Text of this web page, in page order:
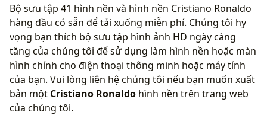
Bộ sưu tập 41 hình nền và hình nền Cristiano Ronaldo
hàng đầu có sẵn để tải xuống miễn phí. Chúng tôi hy
vọng bạn thích bộ sưu tập hình ảnh HD ngày càng
tăng của chúng tôi để sử dụng làm hình nền hoặc màn
hình chính cho điện thoại thông minh hoặc máy tính
của bạn. Vui lòng liên hệ chúng tôi nếu bạn muốn xuất
bản một Cristiano Ronaldo hình nền trên trang web
của chúng tôi.